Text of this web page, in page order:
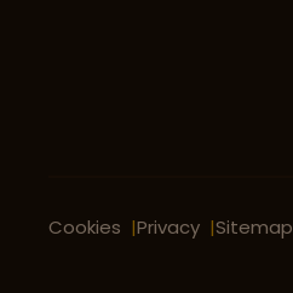
Cookies Privacy Sitemap